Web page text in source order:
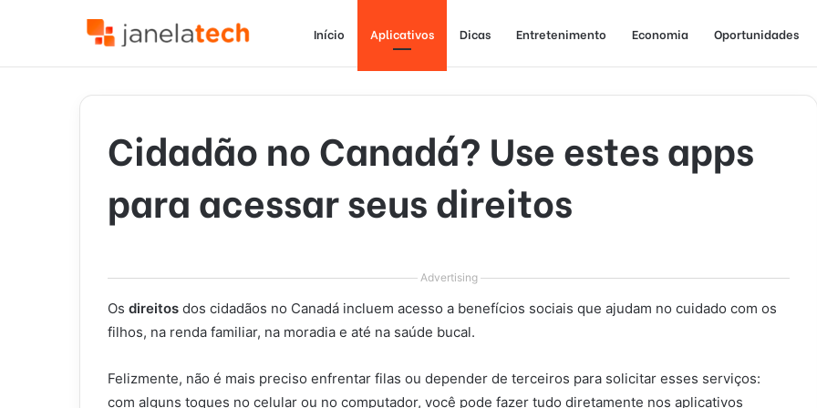
Início Aplicativos Dicas Entretenimento Economia Oportunidades
Cidadão no Canadá? Use estes apps
para acessar seus direitos
Advertising
Os direitos dos cidadãos no Canadá incluem acesso a benefícios sociais que ajudam no cuidado com os
filhos, na renda familiar, na moradia e até na saúde bucal.
Felizmente, não é mais preciso enfrentar filas ou depender de terceiros para solicitar esses serviços:
com alguns toques no celular ou no computador, você pode fazer tudo diretamente nos aplicativos